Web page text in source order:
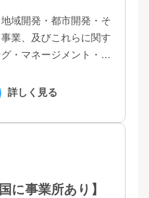
域開発・都市開発・そ
業、及びこれらに関す
・マネージメント・コ
詳しく見る
に事業所あり】